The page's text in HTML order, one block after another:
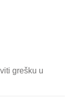
grešku u